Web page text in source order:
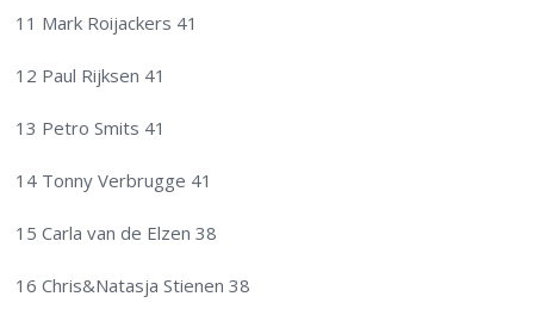
11 Mark Roijackers 41
12 Paul Rijksen 41
13 Petro Smits 41
14 Tonny Verbrugge 41
15 Carla van de Elzen 38
16 Chris&Natasja Stienen 38